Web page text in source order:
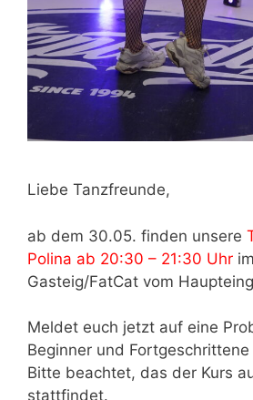
Liebe Tanzfreunde,
ab dem 30.05. finden unsere
Polina ab 20:30 – 21:30 Uhr
Gasteig/FatCat vom
Meldet euch jetzt auf eine
Beginner und
Bitte beachtet, das der Kurs
stattfindet.